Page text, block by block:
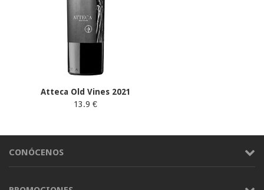
Atteca Old Vines 2021
13.9 €
CONÓCENOS